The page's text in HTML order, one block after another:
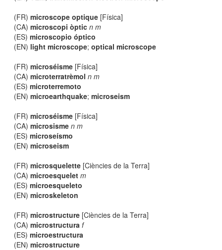
(FR)microscope optique [Física]
(CA)microscopi òptic n m
(ES)microscopio óptico
(EN) light microscope;optical microscope
(FR)microséisme [Física]
(CA)microterratrèmol n m
(ES)microterremoto
(EN)microearthquake;microseism
(FR)microséisme [Física]
(CA)microsisme n m
(ES)microseísmo
(EN)microseism
(FR)microsquelette [Ciències de la Terra]
(CA)microesquelet m
(ES)microesqueleto
(EN)microskeleton
(FR)microstructure [Ciències de la Terra]
(CA)microstructura f
(ES)microestructura
(EN)microstructure